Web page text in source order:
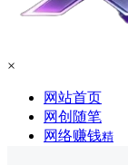
×
网站首页
网创随笔
网络赚钱精